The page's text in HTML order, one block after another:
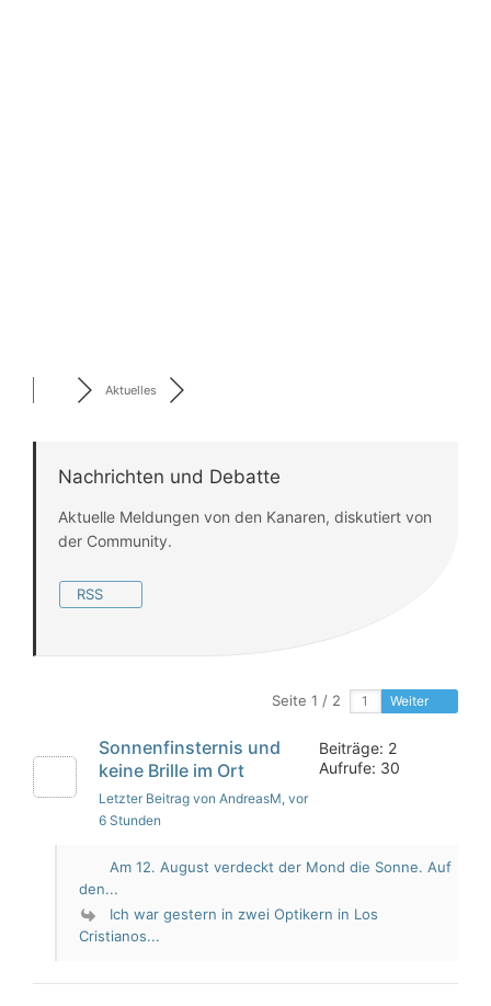
Aktuelles
Nachrichten und Debatte
Aktuelle Meldungen von den Kanaren, diskutiert von
der Community.
RSS
Seite 1 / 2 Weiter
Sonnenfinsternis und
keine Brille im Ort
Letzter Beitrag von AndreasM, vor
6 Stunden
Beiträge: 2
Aufrufe: 30
Am 12. August verdeckt der Mond die Sonne. Auf
den...
Ich war gestern in zwei Optikern in Los
Cristianos...